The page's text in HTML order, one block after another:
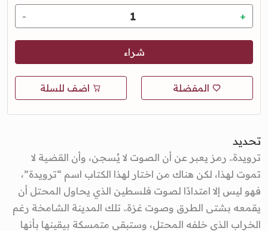
شراء
المفضلة اضف للسلة
تحديد
ترويدة.. رمز يعبر عن أن الصوت لا يُسجن، وأن القضية لا
تموت لهذا، لكن هناك من اختار لهذا الكتاب اسم “ترويدة”،
فهو ليس إلا امتدادًا لصوت فلسطين الذي يحاول المحتل أن
يقمعه بشتى الطرق وصوت غزة.. تلك المدينة الشامخة رغم
الخراب الذي خلفه المحتل، وستبقى متمسكة بيقينها بأنها